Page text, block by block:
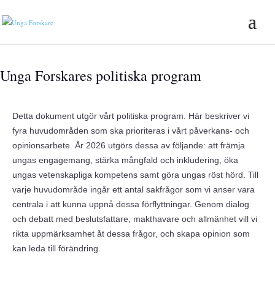
Unga Forskares politiska program
Detta dokument utgör vårt politiska program. Här beskriver vi
fyra huvudområden som ska prioriteras i vårt påverkans- och
opinionsarbete. År 2026 utgörs dessa av följande: att främja
ungas engagemang, stärka mångfald och inkludering, öka
ungas vetenskapliga kompetens samt göra ungas röst hörd. Till
varje huvudområde ingår ett antal sakfrågor som vi anser vara
centrala i att kunna uppnå dessa förflyttningar. Genom dialog
och debatt med beslutsfattare, makthavare och allmänhet vill vi
rikta uppmärksamhet åt dessa frågor, och skapa opinion som
kan leda till förändring.